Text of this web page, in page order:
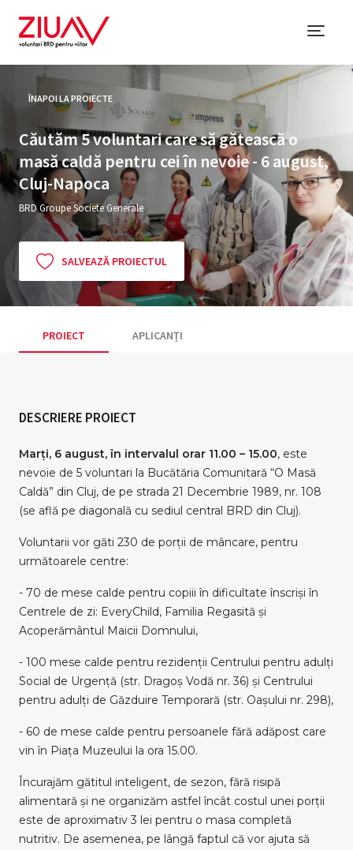
ÎNAPOI LA PROIECTE
Căutăm 5 voluntari care să gătească o
masă caldă pentru cei în nevoie - 6 august,
Cluj-Napoca
BRD Groupe Societe Generale
SALVEAZĂ PROIECTUL
PROIECT APLICANȚI
DESCRIERE PROIECT
Marți, 6 august, în intervalul orar 11.00 – 15.00, este
nevoie de 5 voluntari la Bucătăria Comunitară “O Masă
Caldă” din Cluj, de pe strada 21 Decembrie 1989, nr. 108
(se află pe diagonală cu sediul central BRD din Cluj).
Voluntarii vor găti 230 de porții de mâncare, pentru
următoarele centre:
- 70 de mese calde pentru copiii în dificultate înscriși în
Centrele de zi: EveryChild, Familia Regasită și
Acoperământul Maicii Domnului,
- 100 mese calde pentru rezidenții Centrului pentru adulți
Social de Urgență (str. Dragoș Vodă nr. 36) și Centrului
pentru adulți de Găzduire Temporară (str. Oașului nr. 298),
- 60 de mese calde pentru persoanele fără adăpost care
vin în Piața Muzeului la ora 15.00.
Încurajăm gătitul inteligent, de sezon, fără risipă
alimentară şi ne organizăm astfel încât costul unei porții
este de aproximativ 3 lei pentru o masa completă
nutritiv. De asemenea, pe lângă faptul că vor ajuta să